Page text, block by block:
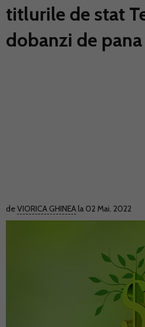
titlurile de stat
dobanzi de pana
deVIORICA GHINEA la 02 Mai. 2022